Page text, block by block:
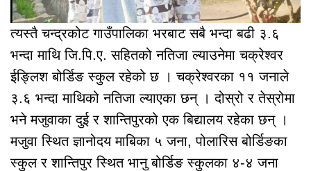
त्यस्तै चन्द्रकोट गाउँपालिका भरबाट सबै भन्दा बढी ३.६
भन्दा माथि जि.पि.ए. सहितको नतिजा ल्याउनेमा चक्रेश्वर
ईङ्लिश बोर्डिङ स्कुल रहेको छ । चक्रेश्वरका ११ जनाले
३.६ भन्दा माथिको नतिजा ल्याएका छन् । दोस्रो र तेस्रोमा
भने मजुवाका दुई र शान्तिपुरको एक बिद्यालय रहेका छन् ।
मजुवा स्थित ज्ञानोदय माबिका ५ जना, पोलारिस बोर्डिङका
स्कुल र शान्तिपुर स्थित भानु बोर्डिङ स्कुलका ४-४ जना